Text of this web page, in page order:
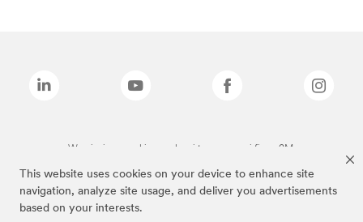
This website uses cookies on your device to enhance site
navigation, analyze site usage, and deliver you advertisements
based on your interests.
Wymienione marki są znakami towarowymi firmy 3M.